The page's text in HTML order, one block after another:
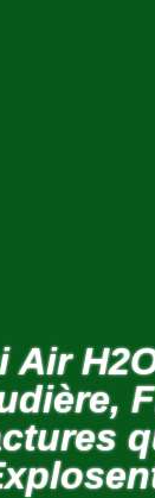
Air